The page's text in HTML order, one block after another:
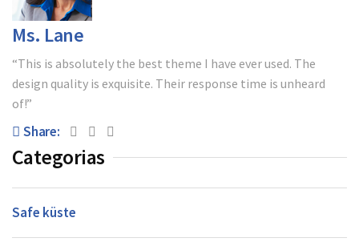
Blog
Contato
Ms. Lane
“This is absolutely the best theme I have ever used. The
design quality is exquisite. Their response time is unheard
of!”
Share:
Categorias
Safe küste